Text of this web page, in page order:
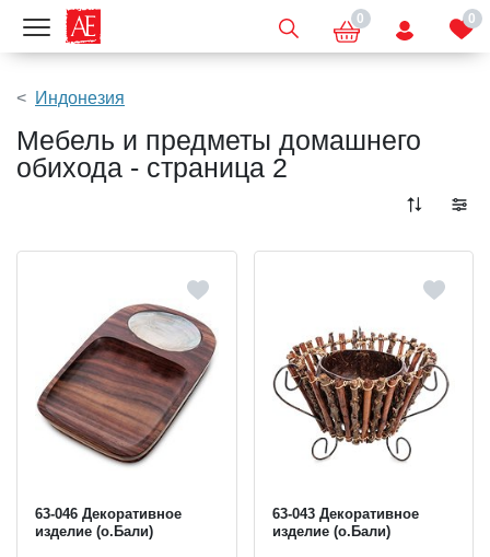
Показать меню 0 0
Индонезия
Мебель и предметы домашнего
обихода - страница 2
63-046 Декоративное
изделие (о.Бали)
63-043 Декоративное
изделие (о.Бали)